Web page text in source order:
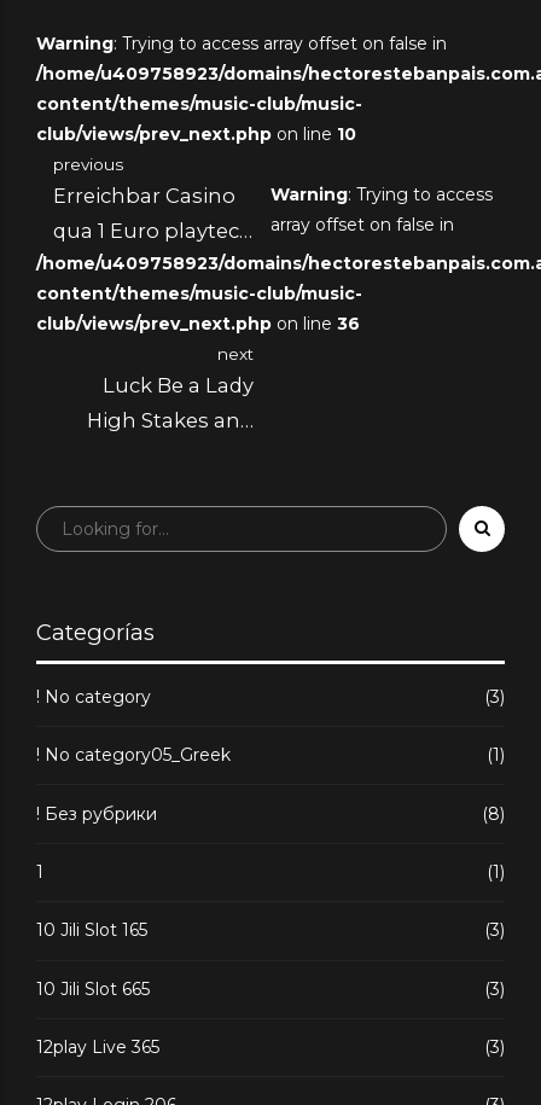
Warning: Trying to access array offset on false in
/home/u409758923/domains/
content/themes/music-club/music-
club/views/prev_next.php on line 10
previous
Erreichbar Casino
qua 1 Euro playtech
Slots Online Casino
Einzahlung
Nebelmonat 2025
Warning: Trying to access
array offset on false in
/home/u409758923/domains/
content/themes/music-club/music-
club/views/prev_next.php on line 36
next
Luck Be a Lady
High Stakes and
Categorías
! No category (3)
! No category05_Greek (1)
! Без рубрики (8)
1 (1)
10 Jili Slot 165 (3)
10 Jili Slot 665 (3)
12play Live 365 (3)